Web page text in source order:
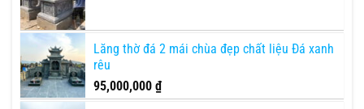
Lăng thờ đá 2 mái chùa đẹp chất liệu Đá xanh
rêu
95,000,000 ₫